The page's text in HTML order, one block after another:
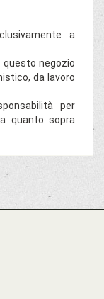
a
questo negozio
da lavoro
per
quanto sopra